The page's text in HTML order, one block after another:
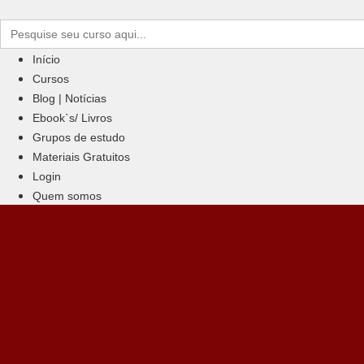
para
o
conteúdo
Início
Cursos
Blog | Notícias
Ebook`s/ Livros
Grupos de estudo
Materiais Gratuitos
Login
Quem somos